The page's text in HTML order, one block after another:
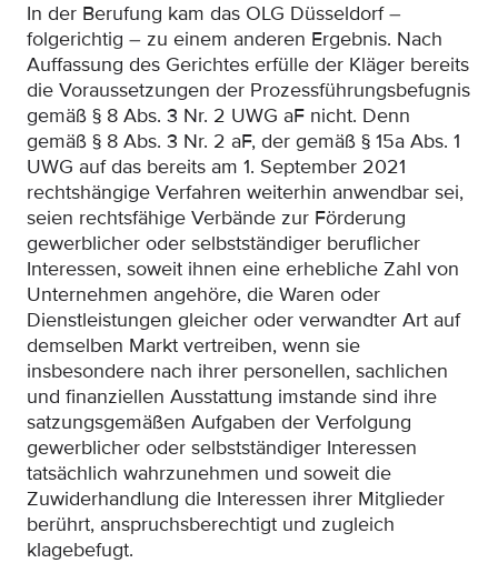
In der Berufung kam das OLG Düsseldorf –
folgerichtig – zu einem anderen Ergebnis. Nach
Auffassung des Gerichtes erfülle der Kläger bereits
die Voraussetzungen der Prozessführungsbefugnis
gemäß § 8 Abs. 3 Nr. 2 UWG aF nicht. Denn
gemäß § 8 Abs. 3 Nr. 2 aF, der gemäß § 15a Abs. 1
UWG auf das bereits am 1. September 2021
rechtshängige Verfahren weiterhin anwendbar sei,
seien rechtsfähige Verbände zur Förderung
gewerblicher oder selbstständiger beruflicher
Interessen, soweit ihnen eine erhebliche Zahl von
Unternehmen angehöre, die Waren oder
Dienstleistungen gleicher oder verwandter Art auf
demselben Markt vertreiben, wenn sie
insbesondere nach ihrer personellen, sachlichen
und finanziellen Ausstattung imstande sind ihre
satzungsgemäßen Aufgaben der Verfolgung
gewerblicher oder selbstständiger Interessen
tatsächlich wahrzunehmen und soweit die
Zuwiderhandlung die Interessen ihrer Mitglieder
berührt, anspruchsberechtigt und zugleich
klagebefugt.